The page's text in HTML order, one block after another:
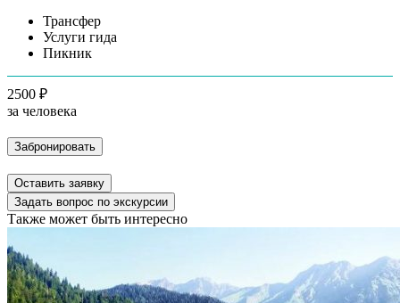
Трансфер
Услуги гида
Пикник
2500 ₽
за человека
Забронировать
Оставить заявку
Задать вопрос по экскурсии
Также может быть интересно